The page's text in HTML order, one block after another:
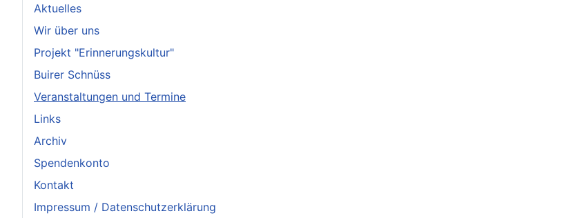
Aktuelles
Wir über uns
Projekt "Erinnerungskultur"
Buirer Schnüss
Veranstaltungen und Termine
Links
Archiv
Spendenkonto
Kontakt
Impressum / Datenschutzerklärung